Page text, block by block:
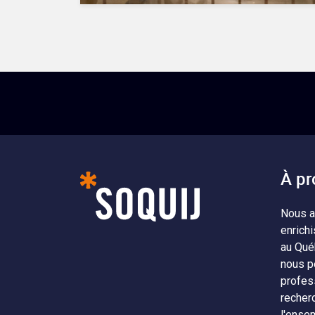
À
Nous
au
nous